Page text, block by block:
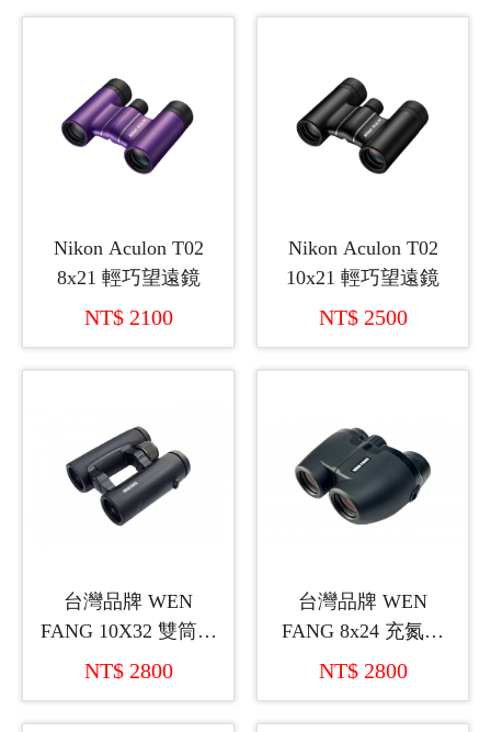
Nikon Aculon T02
8x21 輕巧望遠鏡
NT$ 2100
Nikon Aculon T02
10x21 輕巧望遠鏡
NT$ 2500
台灣品牌 WEN
FANG 10X32 雙筒望
遠鏡
NT$ 2800
台灣品牌 WEN
FANG 8x24 充氮氣
雙筒望遠鏡
NT$ 2800